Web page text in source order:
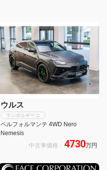
ウルス
ランボルギーニ
ペルフォルマンテ 4WD Nero
Nemesis
中古車価格： 4730万円